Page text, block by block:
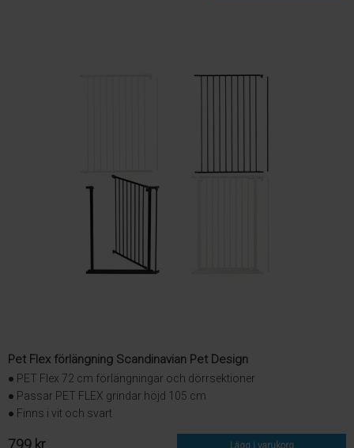
Pet Flex förlängning Scandinavian Pet Design
● PET Flex 72 cm förlängningar och dörrsektioner
● Passar PET FLEX grindar höjd 105 cm
● Finns i vit och svart
799 kr Lägg i varukorg